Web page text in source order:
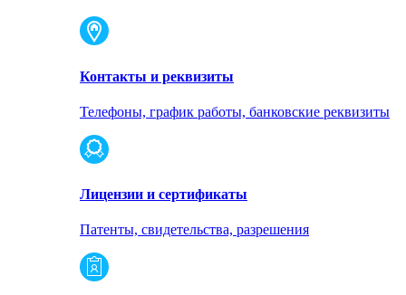
Контакты и реквизиты
Телефоны, график работы, банковские реквизиты
Лицензии и сертификаты
Патенты, свидетельства, разрешения